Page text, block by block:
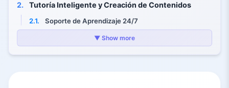
2. Tutoría Inteligente y Creación de Contenidos
2.1.
Soporte de Aprendizaje 24/7
Generación Rápida de Contenidos
▼ Show more